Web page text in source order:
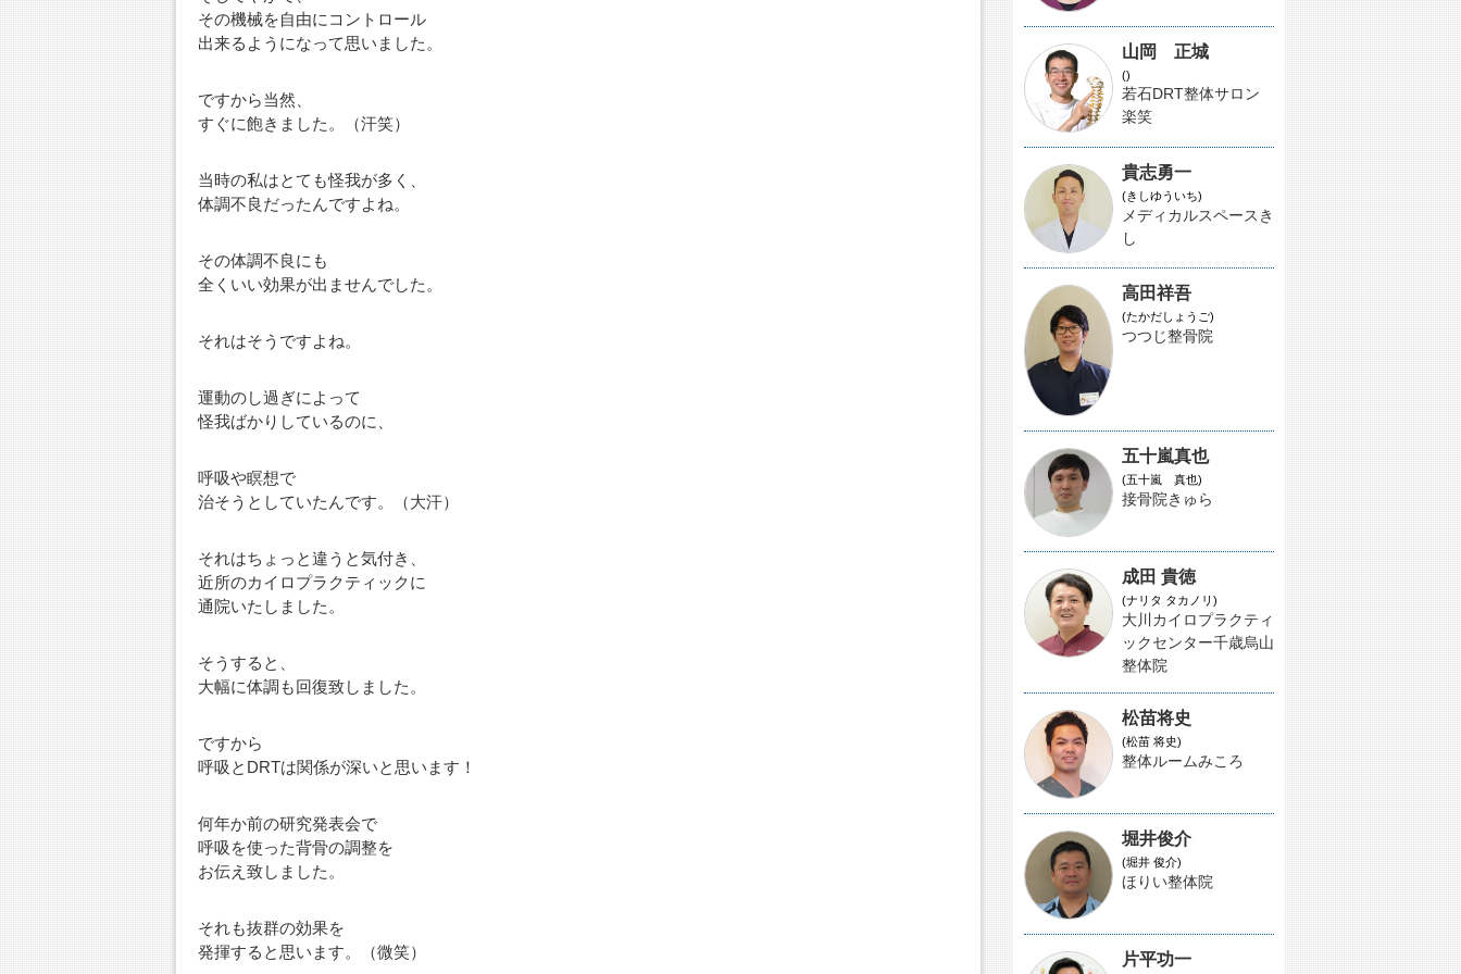
その機械を自由にコントロール
出来るようになって思いました。
ですから当然、
すぐに飽きました。（汗笑）
当時の私はとても怪我が多く、
体調不良だったんですよね。
その体調不良にも
全くいい効果が出ませんでした。
それはそうですよね。
運動のし過ぎによって
怪我ばかりしているのに、
呼吸や瞑想で
治そうとしていたんです。（大汗）
それはちょっと違うと気付き、
近所のカイロプラクティックに
通院いたしました。
そうすると、
大幅に体調も回復致しました。
ですから
呼吸とDRTは関係が深いと思います！
何年か前の研究発表会で
呼吸を使った背骨の調整を
お伝え致しました。
それも抜群の効果を
発揮すると思います。（微笑）
山岡 正城
()
若石DRT整体サロン
楽笑
貴志勇一
(きしゆういち)
メディカルスペースき
し
高田祥吾
(たかだしょうご)
つつじ整骨院
五十嵐真也
(五十嵐 真也)
接骨院きゅら
成田 貴徳
(ナリタ タカノリ)
大川カイロプラクティ
ックセンター千歳烏山
整体院
松苗将史
(松苗 将史)
整体ルームみころ
堀井俊介
(堀井 俊介)
ほりい整体院
片平功一